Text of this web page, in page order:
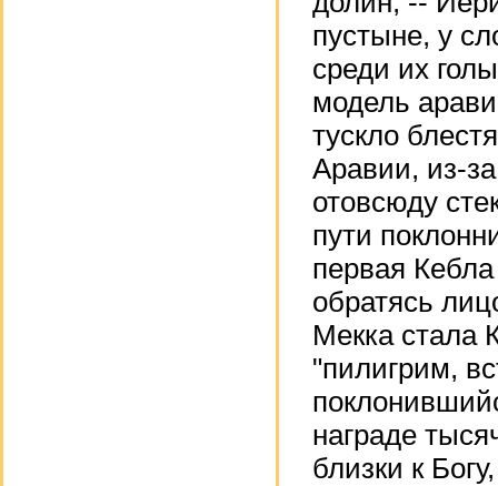
пустыне, у
среди их
модель
тускло
Аравии, из-
отовсюду
пути
первая
обратясь
Мекка стала
"пилигрим,
награде
близки к